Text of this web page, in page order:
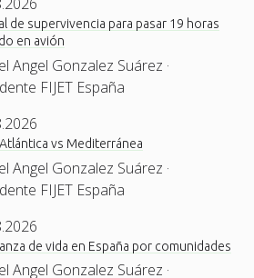
de supervivencia para pasar 19 horas
en avión
Angel Gonzalez Suárez ·
FIJET España
vs Mediterránea
Angel Gonzalez Suárez ·
FIJET España
de vida en España por comunidades
Angel Gonzalez Suárez ·